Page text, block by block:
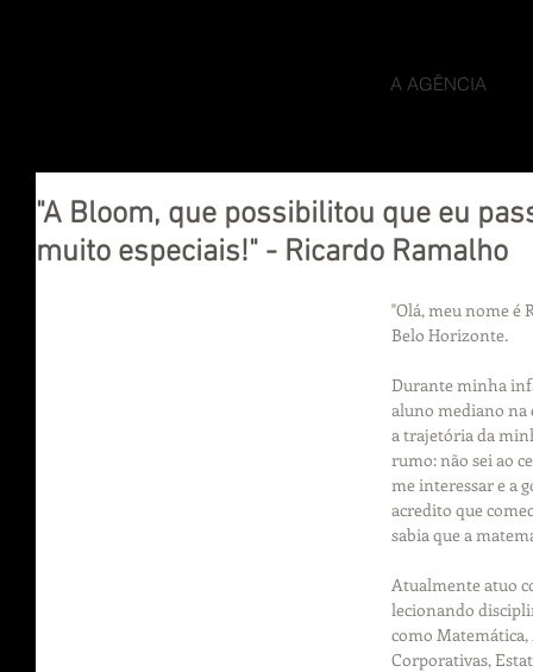
A AGÊNCIA
"A Bloom, que possibilitou que eu
muito especiais!" - Ricardo Ramalho
"Olá, meu nome é
Belo Horizonte.
Durante minha
aluno mediano na
a trajetória da
rumo: não sei ao
me interessar e a
acredito que
sabia que a
Atualmente atuo
lecionando
como
Corporativas,